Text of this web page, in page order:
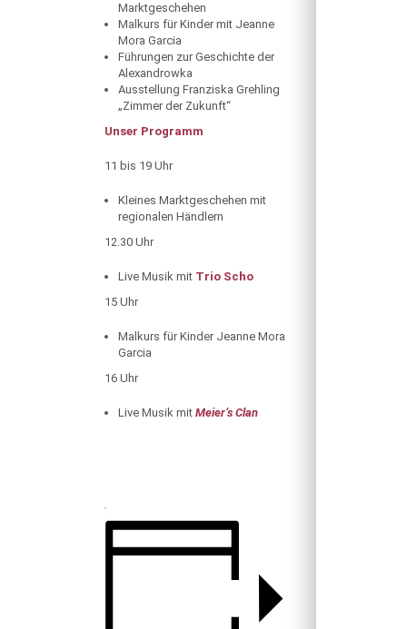
Marktgeschehen
Malkurs für Kinder mit Jeanne
Mora Garcia
Führungen zur Geschichte der
Alexandrowka
Ausstellung Franziska Grehling
„Zimmer der Zukunft“
Unser Programm
11 bis 19 Uhr
Kleines Marktgeschehen mit
regionalen Händlern
12.30 Uhr
Live Musik mit Trio Scho
15 Uhr
Malkurs für Kinder Jeanne Mora
Garcia
16 Uhr
Live Musik mit Meier’s Clan